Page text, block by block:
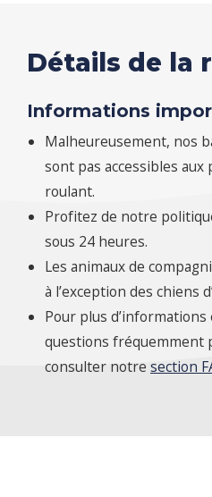
Détails de la
Informations
Malheureusement, nos
sont pas accessibles
roulant.
Profitez de notre
sous 24 heures.
Les animaux de
à l’exception des chiens
Pour plus
questions fréquemment
consulter notre section